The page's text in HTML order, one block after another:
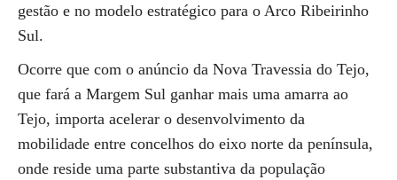
gestão e no modelo estratégico para o Arco Ribeirinho
Sul.
Ocorre que com o anúncio da Nova Travessia do Tejo,
que fará a Margem Sul ganhar mais uma amarra ao
Tejo, importa acelerar o desenvolvimento da
mobilidade entre concelhos do eixo norte da península,
onde reside uma parte substantiva da população